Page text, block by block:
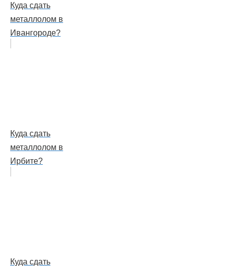
Куда сдать
металлолом в
Ивангороде?
Куда сдать
металлолом в
Ирбите?
Куда сдать